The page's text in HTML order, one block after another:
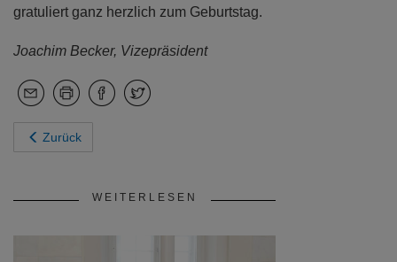
gratuliert ganz herzlich zum Geburtstag.
Joachim Becker, Vizepräsident
Zurück
WEITERLESEN